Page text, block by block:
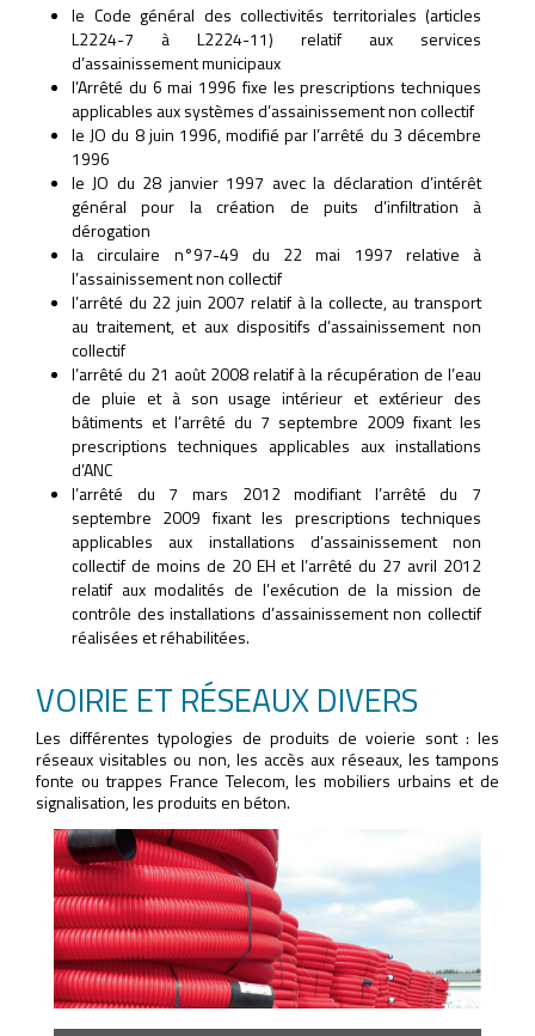
le Code général des collectivités territoriales (articles
L2224-7 à L2224-11) relatif aux services
d’assainissement municipaux
l’Arrêté du 6 mai 1996 fixe les prescriptions techniques
applicables aux systèmes d’assainissement non collectif
le JO du 8 juin 1996, modifié par l’arrêté du 3 décembre
1996
le JO du 28 janvier 1997 avec la déclaration d’intérêt
général pour la création de puits d’infiltration à
dérogation
la circulaire n°97-49 du 22 mai 1997 relative à
l’assainissement non collectif
l’arrêté du 22 juin 2007 relatif à la collecte, au transport
au traitement, et aux dispositifs d’assainissement non
collectif
l’arrêté du 21 août 2008 relatif à la récupération de l’eau
de pluie et à son usage intérieur et extérieur des
bâtiments et l’arrêté du 7 septembre 2009 fixant les
prescriptions techniques applicables aux installations
d’ANC
l’arrêté du 7 mars 2012 modifiant l’arrêté du 7
septembre 2009 fixant les prescriptions techniques
applicables aux installations d’assainissement non
collectif de moins de 20 EH et l’arrêté du 27 avril 2012
relatif aux modalités de l’exécution de la mission de
contrôle des installations d’assainissement non collectif
réalisées et réhabilitées.
VOIRIE ET RÉSEAUX DIVERS
Les différentes typologies de produits de voierie sont : les
réseaux visitables ou non, les accès aux réseaux, les tampons
fonte ou trappes France Telecom, les mobiliers urbains et de
signalisation, les produits en béton.